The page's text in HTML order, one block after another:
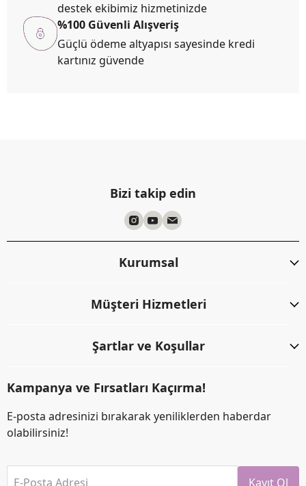
destek ekibimiz hizmetinizde
%100 Güvenli Alışveriş
Güçlü ödeme altyapısı sayesinde kredi
kartınız güvende
Bizi takip edin
Kurumsal
Müşteri Hizmetleri
Şartlar ve Koşullar
Kampanya ve Fırsatları Kaçırma!
E-posta adresinizi bırakarak yeniliklerden haberdar
olabilirsiniz!
E-Posta Adresi Kayıt Ol